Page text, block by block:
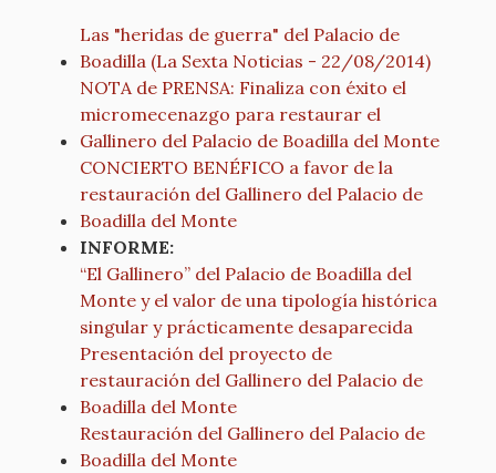
Las "heridas de guerra" del Palacio de
Boadilla (La Sexta Noticias - 22/08/2014)
NOTA de PRENSA: Finaliza con éxito el
micromecenazgo para restaurar el
Gallinero del Palacio de Boadilla del Monte
CONCIERTO BENÉFICO a favor de la
restauración del Gallinero del Palacio de
Boadilla del Monte
INFORME:
“El Gallinero” del Palacio de Boadilla del
Monte y el valor de una tipología histórica
singular y prácticamente desaparecida
Presentación del proyecto de
restauración del Gallinero del Palacio de
Boadilla del Monte
Restauración del Gallinero del Palacio de
Boadilla del Monte